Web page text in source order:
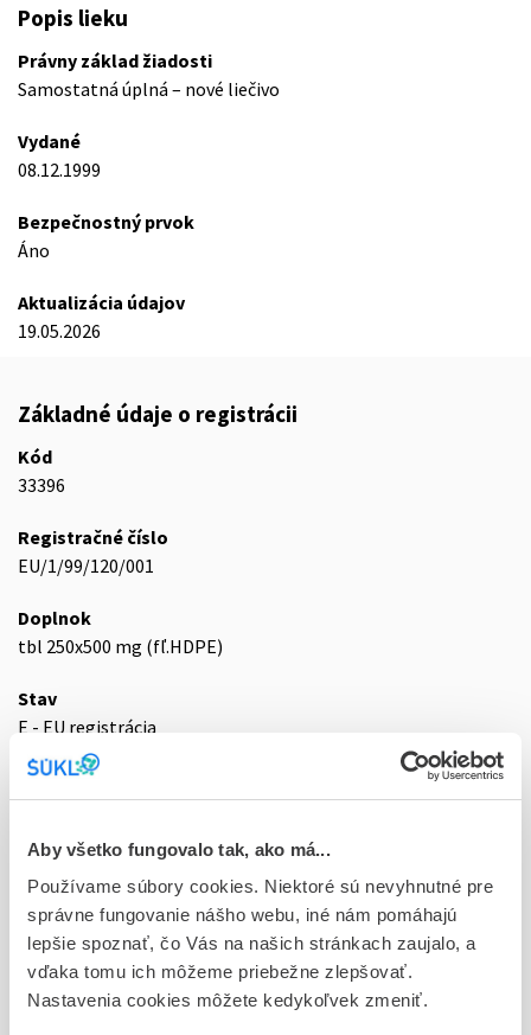
Aby všetko fungovalo tak, ako má...
Používame súbory cookies. Niektoré sú nevyhnutné pre
správne fungovanie nášho webu, iné nám pomáhajú
lepšie spoznať, čo Vás na našich stránkach zaujalo, a
vďaka tomu ich môžeme priebežne zlepšovať.
Nastavenia cookies môžete kedykoľvek zmeniť.
Popis lieku
Právny základ žiadosti
Samostatná úplná – nové liečivo
Vydané
08.12.1999
Bezpečnostný prvok
Áno
Aktualizácia údajov
19.05.2026
Základné údaje o registrácii
Kód
33396
Registračné číslo
EU/1/99/120/001
Doplnok
tbl 250x500 mg (fľ.HDPE)
Stav
E - EU registrácia
Typ registračnej procedúry
Európska
Držiteľ, krajina
Immedica Pharma AB, Švédsko
Indikačná skupina
80 - HEPATICA